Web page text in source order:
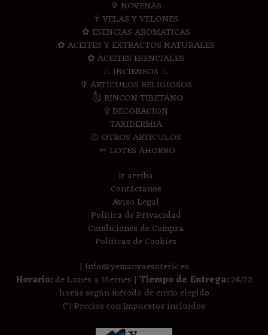
✞ NOVENAS
☥ VELAS Y VELONES
✿ ESENCIAS AROMATICAS
✿ ACEITES Y EXTRACTOS NATURALES
✿ ACEITES ESENCIALES
♨ INCIENSOS ♨
✞ ARTICULOS RELIGIOSOS
༃ RINCON TIBETANO
۩ DECORACION
TAXIDERMIA
۞ OTROS ARTICULOS
✂ LOTES AHORRO
Ir arriba
Contáctanos
Aviso Legal
Política de Privacidad
Condiciones de Compra
Políticas de Cookies
| info@yemanyaesoteric.es
Horario:de Lunes a Viernes | Tiempo de Entrega:24/72
horas según método de envío elegido
(*) Precios con Impuestos incluidos